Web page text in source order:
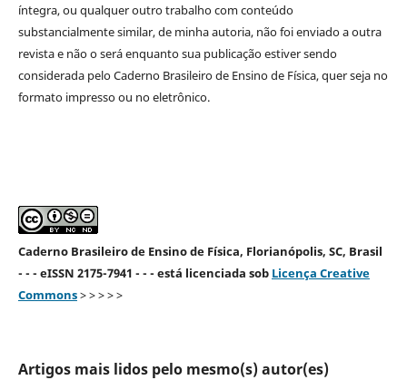
íntegra, ou qualquer outro trabalho com conteúdo
substancialmente similar, de minha autoria, não foi enviado a outra
revista e não o será enquanto sua publicação estiver sendo
considerada pelo Caderno Brasileiro de Ensino de Física, quer seja no
formato impresso ou no eletrônico.
Caderno Brasileiro de Ensino de Física, Florianópolis, SC, Brasil
- - - eISSN 2175-7941 - - - está licenciada sob Licença Creative
Commons> > > > >
Artigos mais lidos pelo mesmo(s) autor(es)